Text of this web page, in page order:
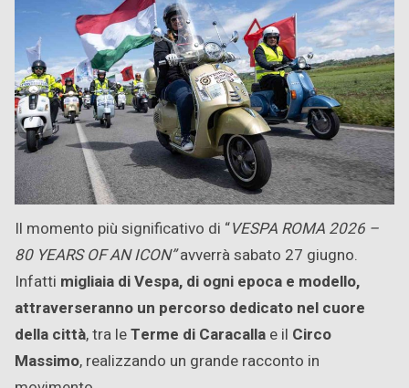
Il momento più significativo di “VESPA ROMA 2026 –
80 YEARS OF AN ICON”avverrà sabato 27 giugno.
Infatti migliaia di Vespa, di ogni epoca e modello,
attraverseranno un percorso dedicato nel cuore
della città, tra leTerme di Caracalla e il Circo
Massimo, realizzando un grande racconto in